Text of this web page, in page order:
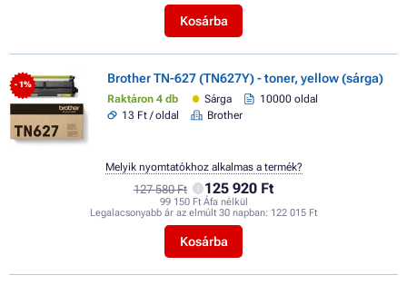
Kosárba
- 1% Brother TN-627 (TN627Y) - toner, yellow (sárga)
Raktáron 4 db Sárga
10000 oldal
13 Ft / oldal
Brother
127 580 Ft 125 920 Ft
99 150 Ft Áfa nélkül
Legalacsonyabb ár az elmúlt 30 napban: 122 015 Ft
Kosárba
Melyik nyomtatókhoz alkalmas a termék?